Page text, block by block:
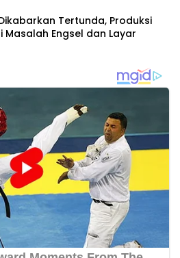
Tertunda, Produksi
Masalah Engsel dan Layar